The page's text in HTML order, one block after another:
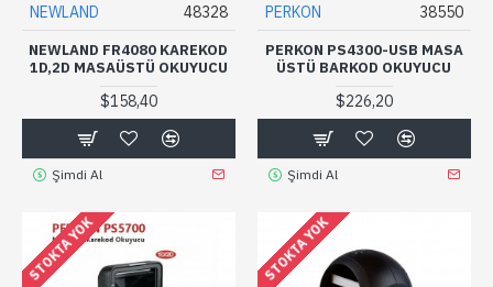
NEWLAND 48328
NEWLAND FR4080 KAREKOD
1D,2D MASAÜSTÜ OKUYUCU
$158,40
Şimdi Al
PERKON 38550
PERKON PS4300-USB MASA
ÜSTÜ BARKOD OKUYUCU
$226,20
Şimdi Al
STOKTA YOK STOKTA YOK